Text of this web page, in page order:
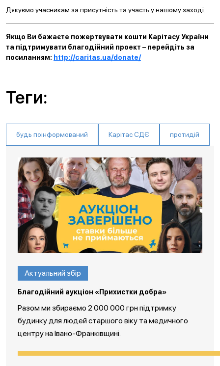
Дякуємо учасникам за присутність та участь у нашому заході.
Якщо Ви бажаєте пожертвувати кошти Карітасу України
та підтримувати благодійний проект – перейдіть за
посиланням: http://caritas.ua/donate/
Теги:
будь поінформований Карітас СДЄ протидій
Актуальний збір
Благодійний аукціон «Прихистки добра»
Разом ми збираємо 2 000 000 грн підтримку
будинку для людей старшого віку та медичного
центру на Івано-Франківщині.